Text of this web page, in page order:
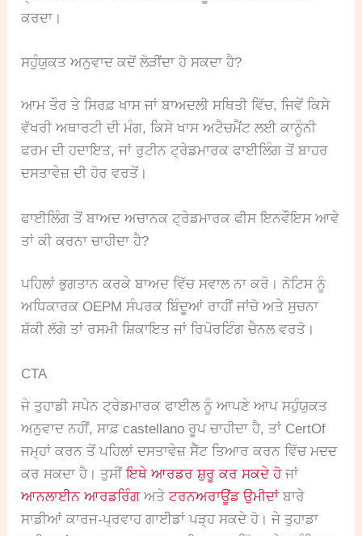
ਕਰਦਾ।
ਸਹੁੰਯੁਕਤ ਅਨੁਵਾਦ ਕਦੋਂ ਲੋੜੀਂਦਾ ਹੋ ਸਕਦਾ ਹੈ?
ਆਮ ਤੌਰ ਤੇ ਸਿਰਫ਼ ਖਾਸ ਜਾਂ ਬਾਅਦਲੀ ਸਥਿਤੀ ਵਿੱਚ, ਜਿਵੇਂ ਕਿਸੇ
ਵੱਖਰੀ ਅਥਾਰਟੀ ਦੀ ਮੰਗ, ਕਿਸੇ ਖਾਸ ਅਟੈਚਮੈਂਟ ਲਈ ਕਾਨੂੰਨੀ
ਫਰਮ ਦੀ ਹਦਾਇਤ, ਜਾਂ ਰੁਟੀਨ ਟ੍ਰੇਡਮਾਰਕ ਫਾਈਲਿੰਗ ਤੋਂ ਬਾਹਰ
ਦਸਤਾਵੇਜ਼ ਦੀ ਹੋਰ ਵਰਤੋਂ।
ਫਾਈਲਿੰਗ ਤੋਂ ਬਾਅਦ ਅਚਾਨਕ ਟ੍ਰੇਡਮਾਰਕ ਫੀਸ ਇਨਵੌਇਸ ਆਵੇ
ਤਾਂ ਕੀ ਕਰਨਾ ਚਾਹੀਦਾ ਹੈ?
ਪਹਿਲਾਂ ਭੁਗਤਾਨ ਕਰਕੇ ਬਾਅਦ ਵਿੱਚ ਸਵਾਲ ਨਾ ਕਰੋ। ਨੋਟਿਸ ਨੂੰ
ਅਧਿਕਾਰਕ OEPM ਸੰਪਰਕ ਬਿੰਦੂਆਂ ਰਾਹੀਂ ਜਾਂਚੋ ਅਤੇ ਸੁਚਨਾ
ਸ਼ੱਕੀ ਲੱਗੇ ਤਾਂ ਰਸਮੀ ਸ਼ਿਕਾਇਤ ਜਾਂ ਰਿਪੋਰਟਿੰਗ ਚੈਨਲ ਵਰਤੋ।
CTA
ਜੇ ਤੁਹਾਡੀ ਸਪੇਨ ਟ੍ਰੇਡਮਾਰਕ ਫਾਈਲ ਨੂੰ ਆਪਣੇ ਆਪ ਸਹੁੰਯੁਕਤ
ਅਨੁਵਾਦ ਨਹੀਂ, ਸਾਫ਼ castellano ਰੂਪ ਚਾਹੀਦਾ ਹੈ, ਤਾਂ CertOf
ਜਮ੍ਹਾਂ ਕਰਨ ਤੋਂ ਪਹਿਲਾਂ ਦਸਤਾਵੇਜ਼ ਸੈੱਟ ਤਿਆਰ ਕਰਨ ਵਿੱਚ ਮਦਦ
ਕਰ ਸਕਦਾ ਹੈ। ਤੁਸੀਂਇਥੇ ਆਰਡਰ ਸ਼ੁਰੂ ਕਰ ਸਕਦੇ ਹੋਜਾਂ
ਆਨਲਾਈਨ ਆਰਡਰਿੰਗਅਤੇਟਰਨਅਰਾਊਂਡ ਉਮੀਦਾਂਬਾਰੇ
ਸਾਡੀਆਂ ਕਾਰਜ-ਪ੍ਰਵਾਹ ਗਾਈਡਾਂ ਪੜ੍ਹ ਸਕਦੇ ਹੋ। ਜੇ ਤੁਹਾਡਾ